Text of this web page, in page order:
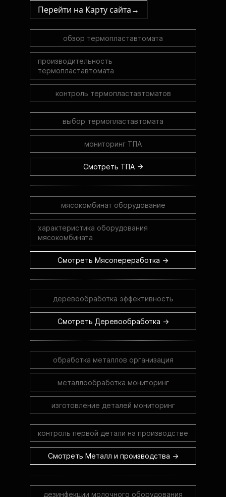
Перейти на Карту сайта→
обзор термопластавтомата
производительность
термопластавтомата
контроль термопластавтоматов
выбор термопластавтомата
мониторинг ТПА
Смотреть ТПА →
мясокомбинат оборудование
характеристика оборудования
мясокомбината
Смотреть Мясопереработка →
деревообработка эффективность
Смотреть Деревообработка →
обработка металлов организация
металлообработка мониторинг
изготовление деталей мониторинг
контроль первой детали на производстве
Смотреть Металл и производства →
дезинфекции молочного оборудования